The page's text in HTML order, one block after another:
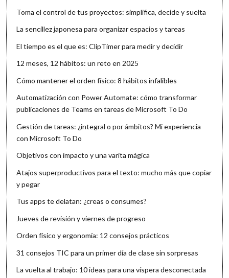
Toma el control de tus proyectos: simplifica, decide y suelta
La sencillez japonesa para organizar espacios y tareas
El tiempo es el que es: ClipTimer para medir y decidir
12 meses, 12 hábitos: un reto en 2025
Cómo mantener el orden físico: 8 hábitos infalibles
Automatización con Power Automate: cómo transformar
publicaciones de Teams en tareas de Microsoft To Do
Gestión de tareas: ¿integral o por ámbitos? Mi experiencia
con Microsoft To Do
Objetivos con impacto y una varita mágica
Atajos superproductivos para el texto: mucho más que copiar
y pegar
Tus apps te delatan: ¿creas o consumes?
Jueves de revisión y viernes de progreso
Orden físico y ergonomía: 12 consejos prácticos
31 consejos TIC para un primer día de clase sin sorpresas
La vuelta al trabajo: 10 ideas para una víspera desconectada